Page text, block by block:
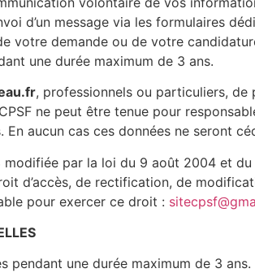
d’un message via les formulaires
votre demande ou de votre
une durée maximum de 3 ans.
, professionnels ou particuliers, de
ne peut être tenue pour
aucun cas ces données ne seront
par la loi du 9 août 2004 et
d’accès, de rectification, de
pour exercer ce droit :
pendant une durée maximum de 3 ans.